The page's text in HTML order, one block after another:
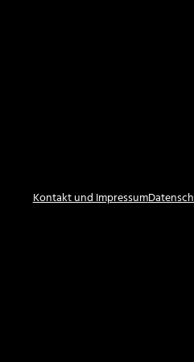
Kontakt und Impressum